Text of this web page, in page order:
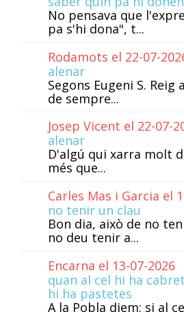
No pensava que
pa s'hi dona", t...
Rodamots el 22-07-
alenar
Segons Eugeni S. Reig
de sempre...
Josep Vicent el 22-07-
alenar
D'algú qui xarra molt
més que...
Carles Mas i Garcia el
no tenir un clau
Bon dia, això de no
no deu tenir a...
Encarna el 13-07-2026
quan al cel hi ha
hi ha pastetes
A la Pobla diem: si al